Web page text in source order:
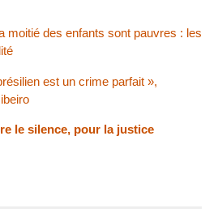
moitié des enfants sont pauvres : les
est un crime parfait »,
le silence, pour la justice